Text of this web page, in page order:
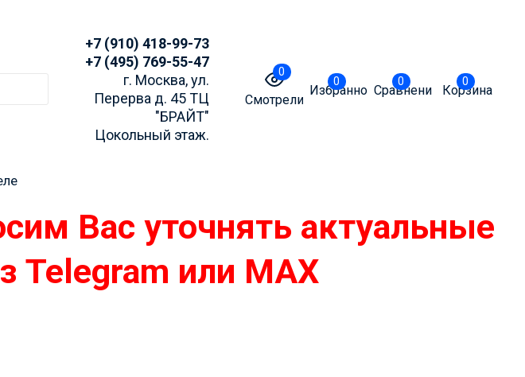
+7 (910) 418-99-73
+7 (495) 769-55-47
г. Москва, ул.
Перерва д. 45 ТЦ
"БРАЙТ"
Цокольный этаж.
0
Смотрели
0
Избранное
0
Сравнение
0
Корзина
Вас уточнять актуальные
Telegram или MAX